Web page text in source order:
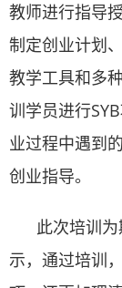
教师进行指导
制定创业计划
教学工具和多
训学员进行
业过程中遇到
创业指导。
此次培训为
示，通过培训